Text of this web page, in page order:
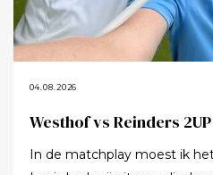
04.08.2026
Westhof vs Reinders 2UP
In de matchplay moest ik